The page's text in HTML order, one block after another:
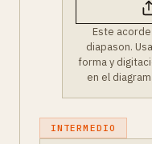
Este
diapason.
forma y
en el
INTERMEDIO